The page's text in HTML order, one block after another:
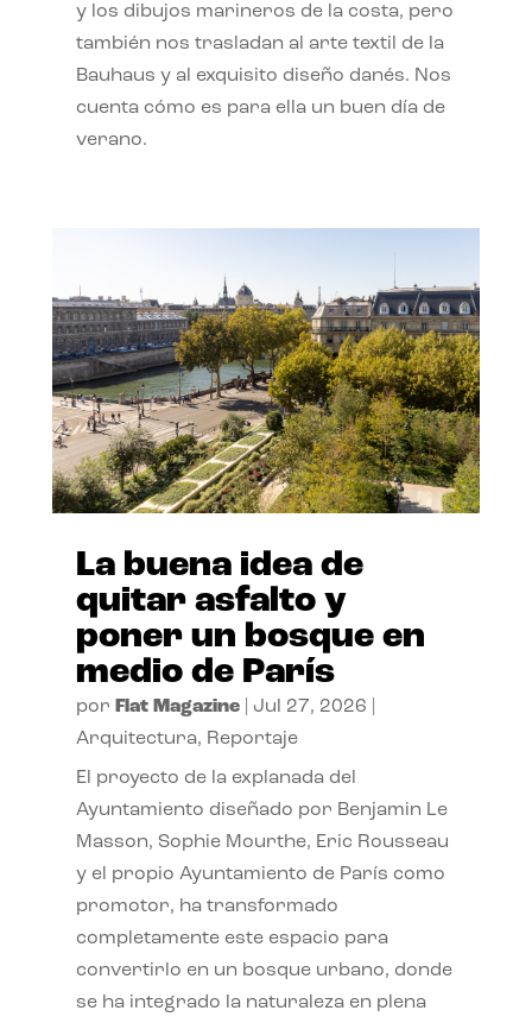
y los dibujos marineros de la costa, pero
también nos trasladan al arte textil de la
Bauhaus y al exquisito diseño danés. Nos
cuenta cómo es para ella un buen día de
verano.
La buena idea de
quitar asfalto y
poner un bosque en
medio de París
por Flat Magazine| Jul 27, 2026
Arquitectura, Reportaje
El proyecto de la explanada del
Ayuntamiento diseñado por Benjamin Le
Masson, Sophie Mourthe, Eric Rousseau
y el propio Ayuntamiento de París como
promotor, ha transformado
completamente este espacio para
convertirlo en un bosque urbano, donde
se ha integrado la naturaleza en plena